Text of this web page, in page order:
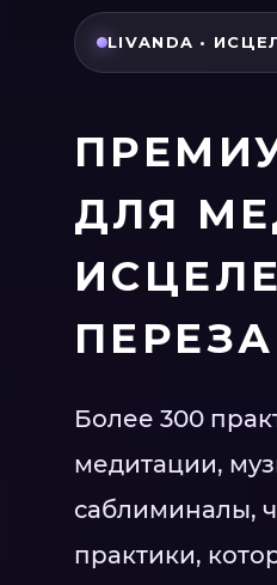
LIVANDA •
ДЛЯ
Более 300
медитации,
саблиминалы,
практики,